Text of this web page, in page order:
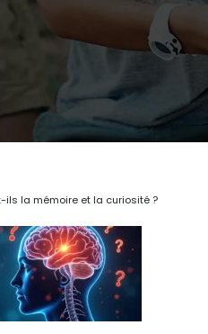
ils la mémoire et la curiosité ?